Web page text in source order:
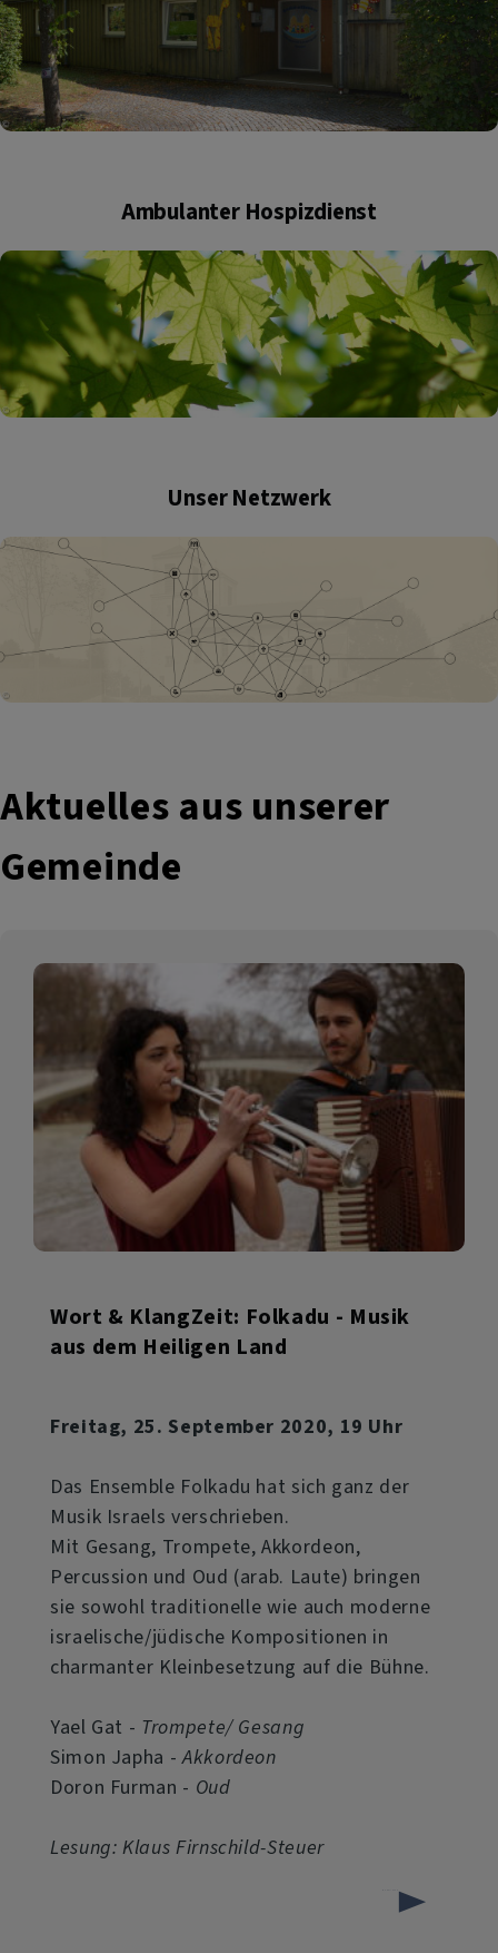
Ambulanter Hospizdienst
Unser Netzwerk
Aktuelles aus unserer
Gemeinde
Wort & KlangZeit: Folkadu - Musik
aus dem Heiligen Land
Freitag, 25. September 2020, 19 Uhr
Das Ensemble Folkadu hat sich ganz der
Musik Israels verschrieben.
Mit Gesang, Trompete, Akkordeon,
Percussion und Oud (arab. Laute) bringen
sie sowohl traditionelle wie auch moderne
israelische/jüdische Kompositionen in
charmanter Kleinbesetzung auf die Bühne.
Yael Gat - Trompete/ Gesang
Simon Japha - Akkordeon
Doron Furman - Oud
Lesung: Klaus Firnschild-Steuer